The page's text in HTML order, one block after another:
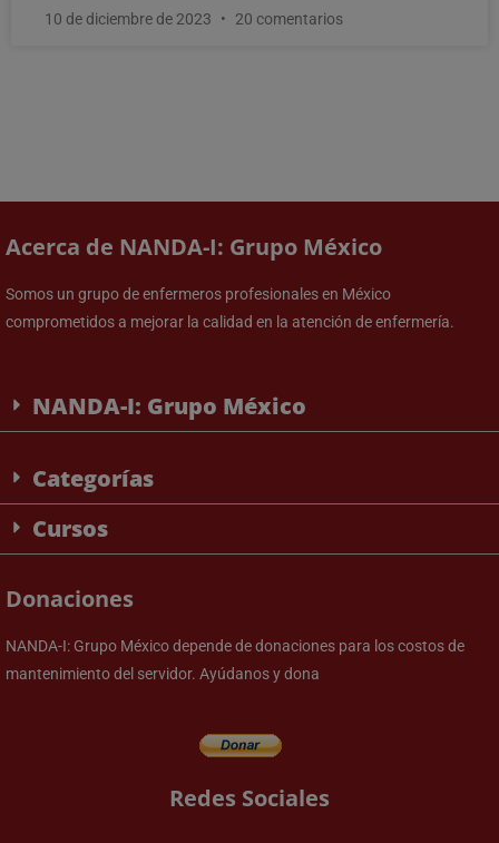
10 de diciembre de 2023 20 comentarios
Acerca de NANDA-I: Grupo México
Somos un grupo de enfermeros profesionales en México
comprometidos a mejorar la calidad en la atención de enfermería.
NANDA-I: Grupo México
Categorías
Cursos
Donaciones
NANDA-I: Grupo México depende de donaciones para los costos de
mantenimiento del servidor. Ayúdanos y dona
Redes Sociales